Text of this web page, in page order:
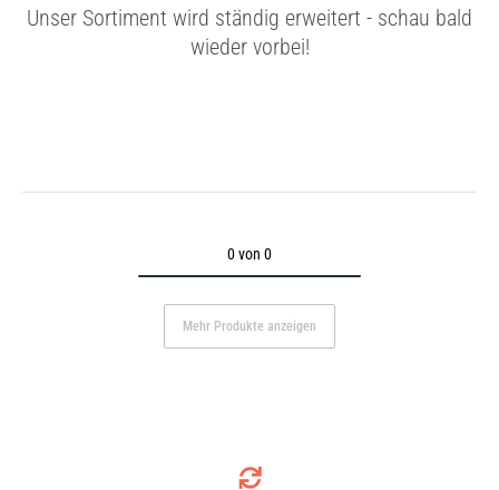
Unser Sortiment wird ständig erweitert - schau bald
wieder vorbei!
0 von 0
Mehr Produkte anzeigen